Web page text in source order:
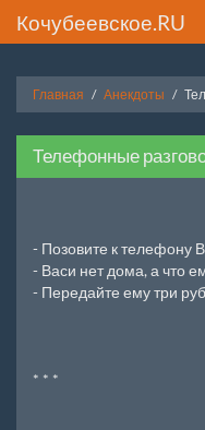
Кочубеевское.RU
Главная Анекдоты
Телефонные
- Позовите к телефону
- Васи нет дома, а что
- Передайте ему три
* * *